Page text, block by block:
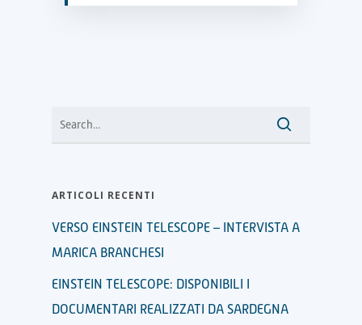
ARTICOLI RECENTI
VERSO EINSTEIN TELESCOPE – INTERVISTA A
MARICA BRANCHESI
EINSTEIN TELESCOPE: DISPONIBILI I
DOCUMENTARI REALIZZATI DA SARDEGNA